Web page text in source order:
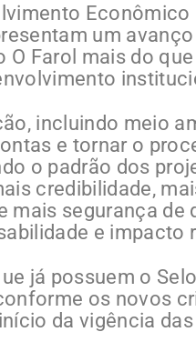
um
O Farol mais do
incluindo meio
e tornar o
o padrão dos
credibilidade,
mais segurança de
e impacto
já possuem o
os novos
da vigência